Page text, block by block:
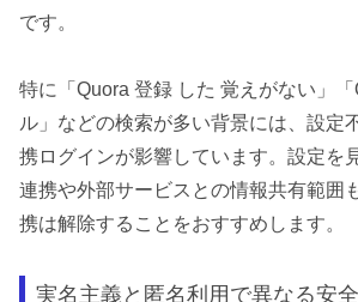
です。
特に「Quora 登録 した 覚えがない」
ル」などの検索が多い背景には、設定
携ログインが影響しています。設定を
連携や外部サービスとの情報共有範囲
携は解除することをおすすめします。
実名主義と匿名利用で異なる安